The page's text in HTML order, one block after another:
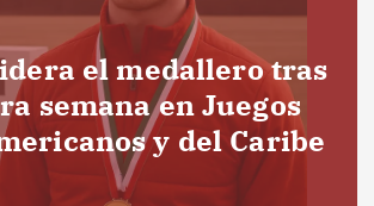
el medallero tras
semana en Juegos
y del Caribe